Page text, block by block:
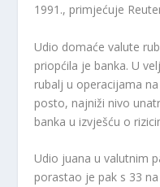
1991., primjećuje
Udio domaće valute
priopćila je banka. U
rubalj u operacijama
posto, najniži nivo
banka u izvješću o
Udio juana u valutnim
porastao je pak s 33